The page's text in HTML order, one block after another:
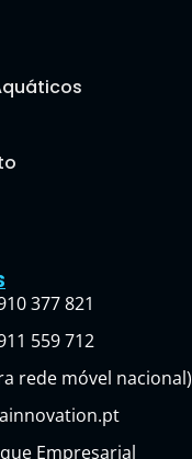
377 821
559 712
rede móvel nacional)
Empresarial